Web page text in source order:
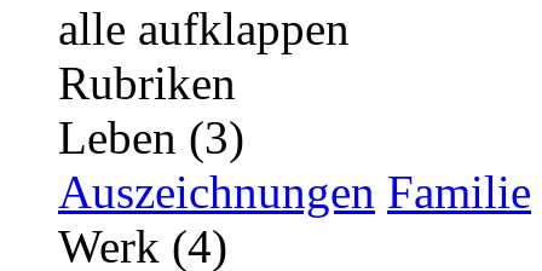
alle aufklappen
Rubriken
Leben (3)
Auszeichnungen Familie
Werk (4)